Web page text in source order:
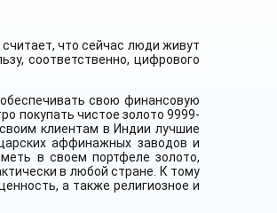
что сейчас люди живут
соответственно, цифрового
свою финансовую
покупать чистое золото 9999-
клиентам в Индии лучшие
аффинажных заводов и
в своем портфеле золото,
в любой стране. К тому
а также религиозное и